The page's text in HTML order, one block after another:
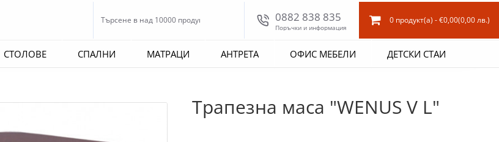
0882 838 835
Поръчки и информация
0 продукт(а) - €0,00(0,00 лв.)
СТОЛОВЕ СПАЛНИ МАТРАЦИ АНТРЕТА ОФИС МЕБЕЛИ ДЕТСКИ СТАИ
Трапезна маса "WENUS V L"